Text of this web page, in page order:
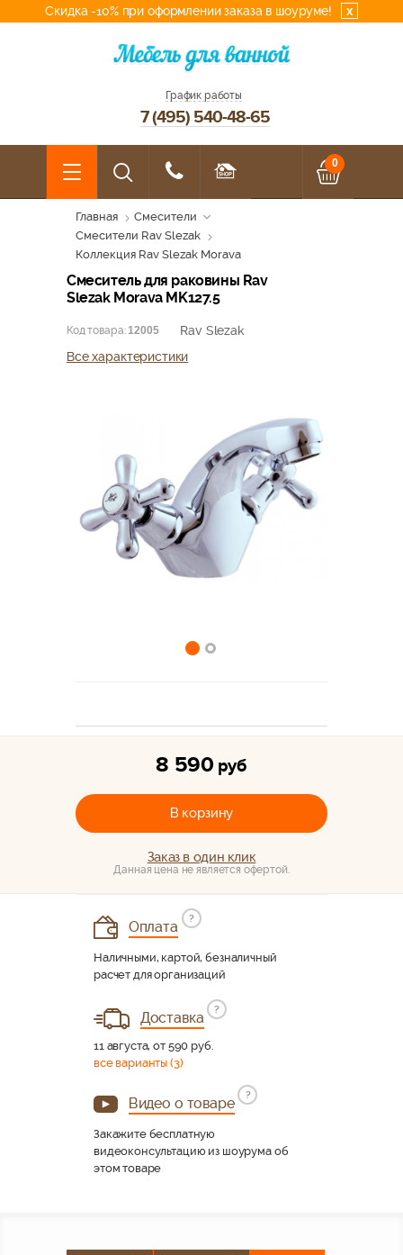
Скидка -10% при оформлении заказа в шоуруме! x
График работы
7 (495) 540-48-65
0
Главная
Смесители
Смесители Rav Slezak
Коллекция Rav Slezak Morava
Смеситель для раковины Rav
Slezak Morava MK127.5
Код товара: 12005
Rav Slezak
Все характеристики
8 590 руб
В корзину
Заказ в один клик
Данная цена не является офертой.
Оплата
?
Наличными, картой, безналичный
расчет для организаций
Доставка
?
11 августа, от 590 руб.
все варианты (3)
Видео о товаре
?
Закажите бесплатную
видеоконсультацию из шоурума об
этом товаре